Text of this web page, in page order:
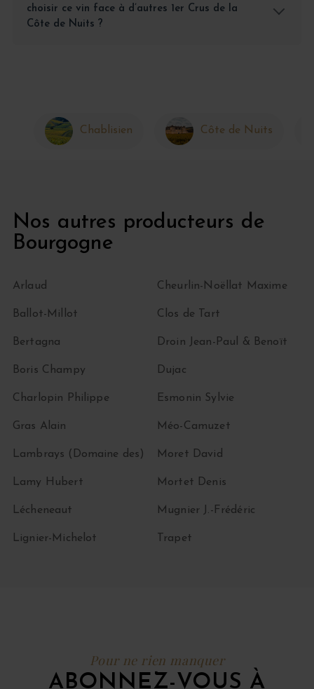
choisir ce vin face à d’autres 1er Crus de la
Côte de Nuits ?
Chablisien Côte de Nuits
Nos autres producteurs de
Bourgogne
Arlaud
Ballot-Millot
Bertagna
Boris Champy
Charlopin Philippe
Cheurlin-Noëllat Maxime
Clos de Tart
Droin Jean-Paul & Benoït
Dujac
Esmonin Sylvie
Gras Alain
Lambrays (Domaine des)
Lamy Hubert
Lécheneaut
Lignier-Michelot
Méo-Camuzet
Moret David
Mortet Denis
Mugnier J.-Frédéric
Trapet
Pour ne rien manquer
ABONNEZ-VOUS À